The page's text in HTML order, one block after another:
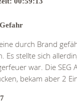
durch Brand
Es stellte sich
war. Die SEG
bekam aber 2